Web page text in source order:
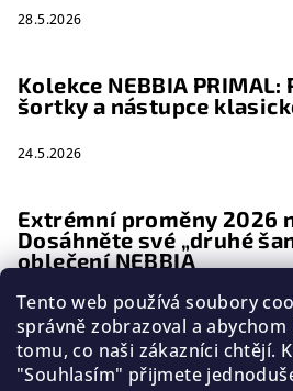
Tento web používá soubory
správně zobrazoval a
tomu, co naši zákazníci chtějí.
"Souhlasím" přijmete
28.5.2026
Kolekce NEBBIA
šortky a nástupce
24.5.2026
Extrémní proměny 2026
Dosáhněte své „druhé
oblečení NEBBIA
1.3.2026
Copyright 2026Cool Pohyb.